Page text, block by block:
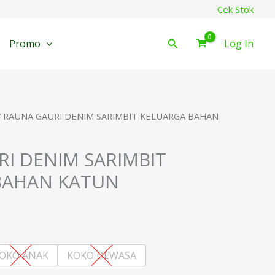
Cek Stok
Promo Cari Log In
RAUNA GAURI DENIM SARIMBIT KELUARGA BAHAN
DENIM SARIMBIT
KATUN
ANAK
KOKO DEWASA